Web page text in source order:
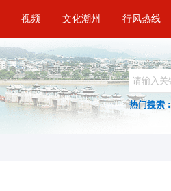
视频 文化潮州 行风热线
热门搜索 :